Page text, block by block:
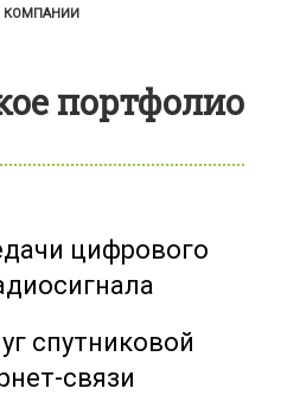
КОМПАНИИ
портфолио
цифрового
спутниковой
связи